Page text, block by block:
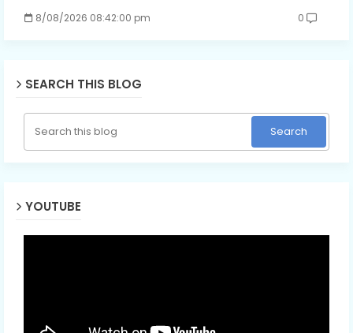
8/08/2026 08:42:00 pm 0
SEARCH THIS BLOG
YOUTUBE